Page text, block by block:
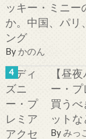
ッキー・ミニ
か。中国、パリ
ング
By かのん
【昼
ー・プ
買う
ット
Byみっ